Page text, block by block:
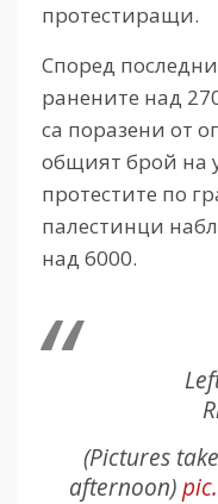
протестиращи.
Според
ранените над
са поразени от
общият брой на
протестите по
палестинци
над 6000.
(Pictures
afternoon)